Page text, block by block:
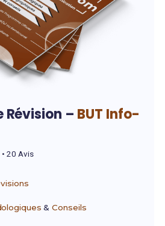
Révision – BUT Info-
• 20 Avis
&Conseils